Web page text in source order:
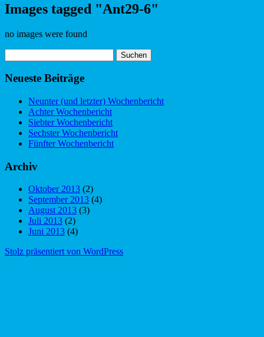
Images tagged "Ant29-6"
no images were found
nach:
Neueste Beiträge
Neunter (und letzter) Wochenbericht
Achter Wochenbericht
Siebter Wochenbericht
Sechster Wochenbericht
Fünfter Wochenbericht
Archiv
Oktober 2013 (2)
September 2013 (4)
August 2013 (3)
Juli 2013 (2)
Juni 2013 (4)
Stolz präsentiert von WordPress